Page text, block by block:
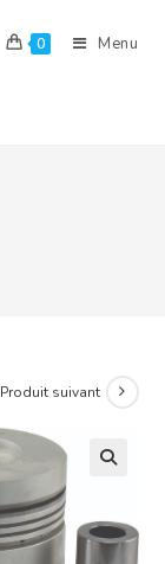
0 Menu
Produit suivant